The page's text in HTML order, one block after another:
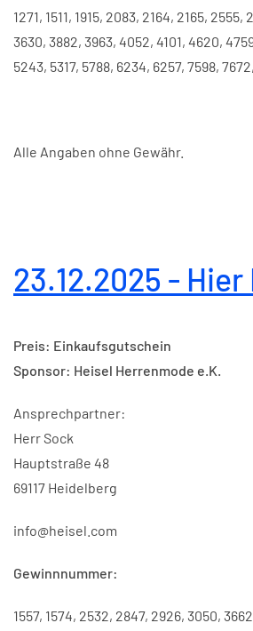
1271, 1511, 1915, 2083, 2164, 2165,
3630, 3882, 3963, 4052, 4101, 4620,
5243, 5317, 5788, 6234, 6257, 7598,
Alle Angaben ohne Gewähr.
23.12.2025 -
Preis: Einkaufsgutschein
Sponsor: Heisel Herrenmode e.K.
Ansprechpartner:
Herr Sock
Hauptstraße 48
69117 Heidelberg
info@heisel.com
Gewinnnummer:
1557, 1574, 2532, 2847, 2926, 3050,